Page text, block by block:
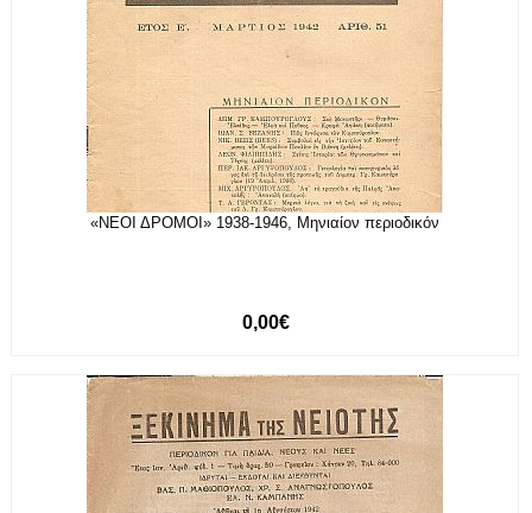
«ΝΕΟΙ ΔΡΟΜΟΙ» 1938-1946, Μηνιαίον περιοδικόν
0,00€